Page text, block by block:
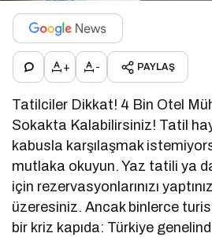
+ - PAYLAŞ
Tatilciler Dikkat! 4 Bin Otel
Sokakta Kalabilirsiniz! Tatil
kabusla karşılaşmak
mutlaka okuyun. Yaz tatili ya
için rezervasyonlarınızı
üzeresiniz. Ancak binlerce
bir kriz kapıda: Türkiye